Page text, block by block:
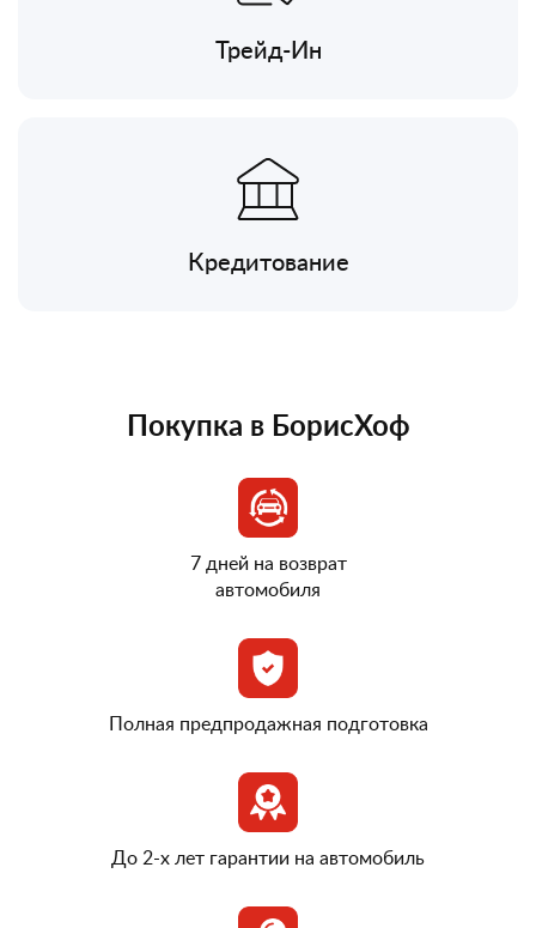
Трейд-Ин
Кредитование
Покупка в БорисХоф
7 дней на возврат
автомобиля
Полная предпродажная подготовка
До 2-х лет гарантии на автомобиль